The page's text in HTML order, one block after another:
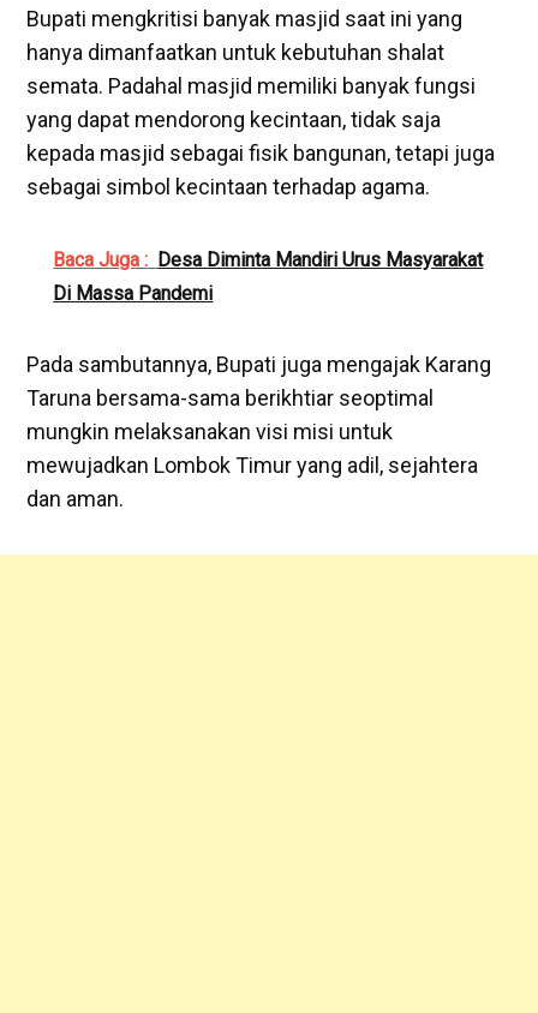
Bupati mengkritisi banyak masjid saat ini yang
hanya dimanfaatkan untuk kebutuhan shalat
semata. Padahal masjid memiliki banyak fungsi
yang dapat mendorong kecintaan, tidak saja
kepada masjid sebagai fisik bangunan, tetapi juga
sebagai simbol kecintaan terhadap agama.
Baca Juga : Desa Diminta Mandiri Urus Masyarakat
Di Massa Pandemi
Pada sambutannya, Bupati juga mengajak Karang
Taruna bersama-sama berikhtiar seoptimal
mungkin melaksanakan visi misi untuk
mewujadkan Lombok Timur yang adil, sejahtera
dan aman.